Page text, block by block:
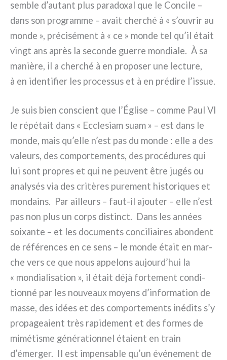
sem­ble d’autant plus para­do­xal que le Concile –
dans son pro­gram­me – avait cher­ché à « s’ouvrir au
mon­de », pré­ci­sé­ment à « ce » mon­de tel qu’il était
vingt ans après la secon­de guer­re mon­dia­le. À sa
maniè­re, il a cher­ché à en pro­po­ser une lec­tu­re,
à en iden­ti­fier les pro­ces­sus et à en pré­di­re l’issue.
Je suis bien con­scient que l’Église – com­me Paul VI
le répé­tait dans « Ecclesiam suam » – est dans le
mon­de, mais qu’elle n’est pas du mon­de : elle a des
valeurs, des com­por­te­men­ts, des pro­cé­du­res qui
lui sont pro­pres et qui ne peu­vent être jugés ou
ana­ly­sés via des cri­tè­res pure­ment histo­ri­ques et
mon­dains. Par ail­leurs – faut-il ajou­ter – elle n’est
pas non plus un corps distinct. Dans les années
soi­xan­te – et les docu­men­ts con­ci­liai­res abon­dent
de réfé­ren­ces en ce sens – le mon­de était en mar­
che vers ce que nous appe­lons aujourd’hui la
« mon­dia­li­sa­tion », il était déjà for­te­ment con­di­
tion­né par les nou­veaux moyens d’information de
mas­se, des idées et des com­por­te­men­ts iné­di­ts s’y
pro­pa­gea­ient très rapi­de­ment et des for­mes de
mimé­ti­sme géné­ra­tion­nel éta­ient en train
d’émerger. Il est impen­sa­ble qu’un évé­ne­ment de